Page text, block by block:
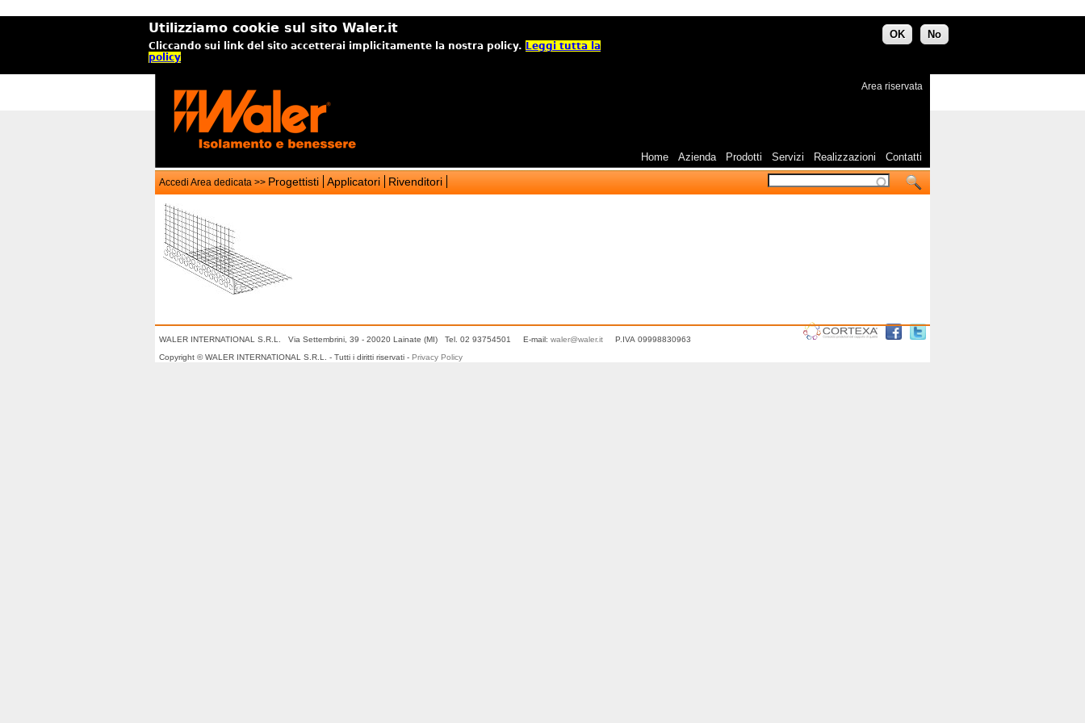
Utilizziamo cookie sul sito Waler.it
Cliccando sui link del sito accetterai implicitamente la nostra policy. Leggi tutta la
policy
OK No
Area riservata
Home Azienda Prodotti Servizi Realizzazioni Contatti
Accedi Area dedicata >> Progettisti Applicatori Rivenditori
WALER INTERNATIONAL S.R.L. Via Settembrini, 39 - 20020 Lainate (MI) Tel. 02 93754501 E-mail: waler@waler.it P.IVA 09998830963
Copyright © WALER INTERNATIONAL S.R.L. - Tutti i diritti riservati - Privacy Policy